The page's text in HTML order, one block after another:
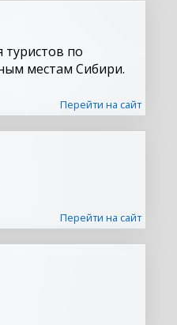
по
местам Сибири.
Перейти на сайт
Перейти на сайт